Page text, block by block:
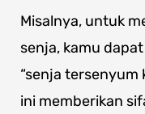
Misalnya, untuk
senja, kamu
“senja tersenyum
ini memberikan